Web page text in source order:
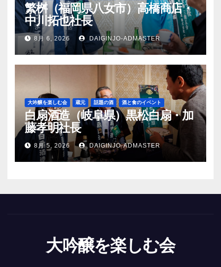
繁桝（福岡県八女市）高橋商店・
中川拓也社長
8月 6, 2026 DAIGINJO-ADMASTER
大吟醸を楽しむ会 蔵元 話題の酒 酒と食のイベント
白扇酒造（岐阜県）黒松白扇・加
藤孝明社長
8月 5, 2026 DAIGINJO-ADMASTER
大吟醸を楽しむ会